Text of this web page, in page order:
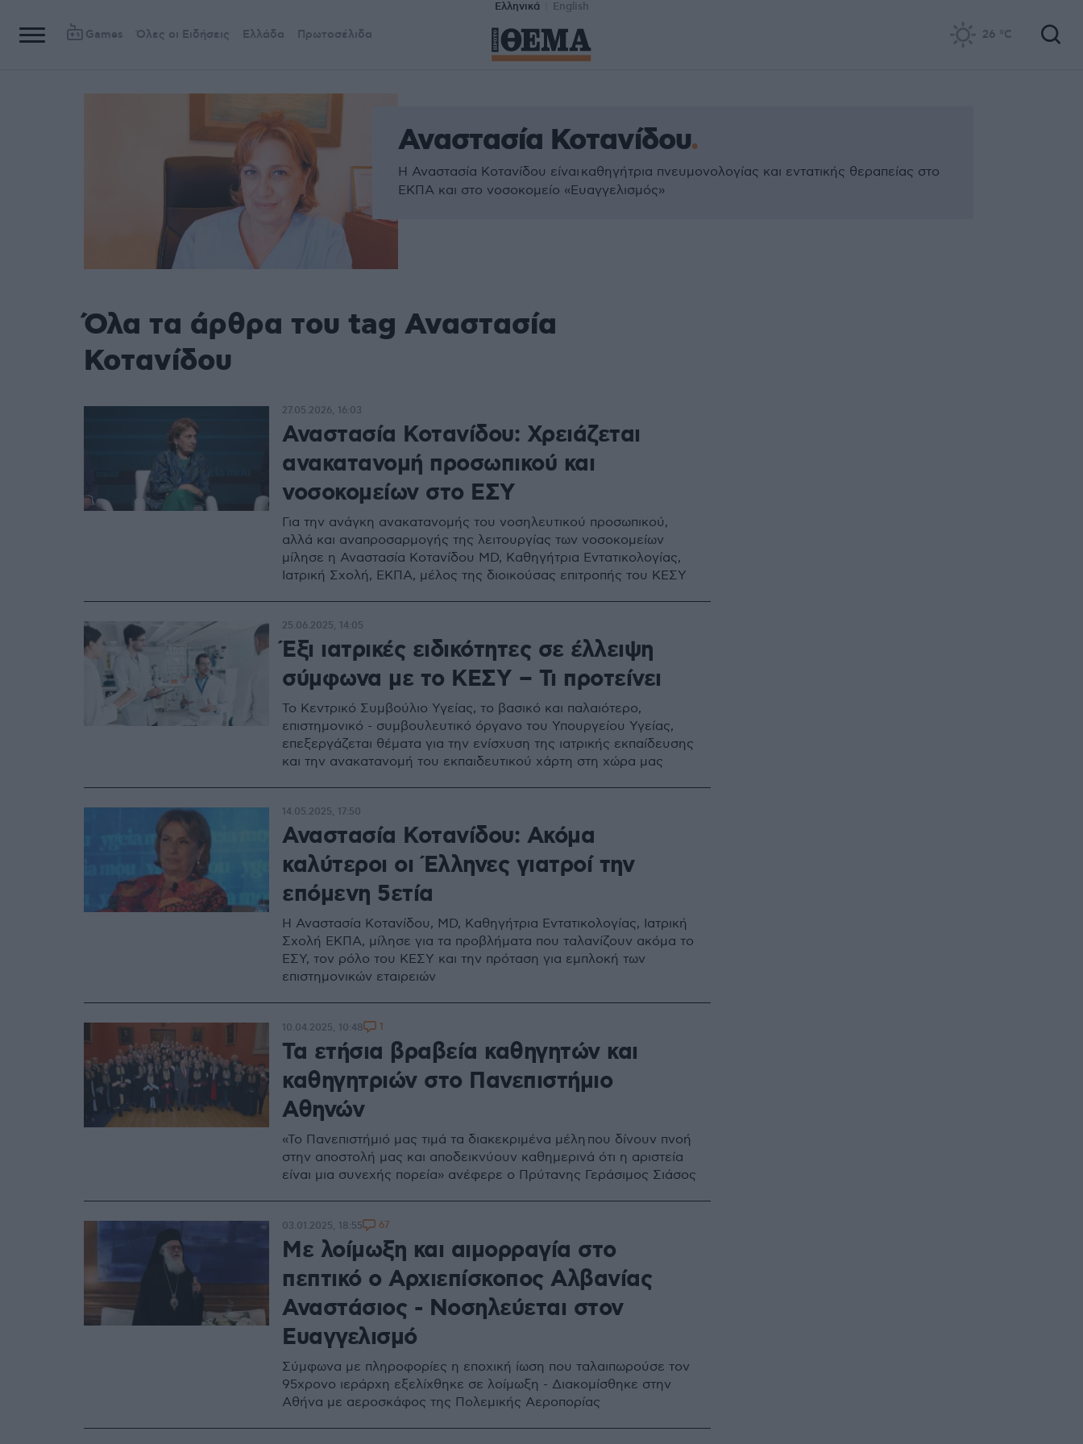
Ελληνικά English
Games Όλες οι Ειδήσεις Ελλάδα Πρωτοσέλιδα 26 °C
Αναστασία Κοτανίδου
Η Αναστασία Κοτανίδου είναι καθηγήτρια πνευμονολογίας και εντατικής θεραπείας στο
ΕΚΠΑ και στο νοσοκομείο «Ευαγγελισμός»
Όλα τα άρθρα του tag Αναστασία
Κοτανίδου
Αναστασία Κοτανίδου: Χρειάζεται
ανακατανομή προσωπικού και
νοσοκομείων στο ΕΣΥ
Για την ανάγκη ανακατανομής του νοσηλευτικού προσωπικού,
αλλά και αναπροσαρμογής της λειτουργίας των νοσοκομείων
μίλησε η Αναστασία Κοτανίδου MD, Καθηγήτρια Εντατικολογίας,
Ιατρική Σχολή, ΕΚΠΑ, μέλος της διοικούσας επιτροπής του ΚΕΣΥ
27.05.2026, 16:03
Έξι ιατρικές ειδικότητες σε έλλειψη
σύμφωνα με το ΚΕΣΥ – Τι προτείνει
Το Κεντρικό Συμβούλιο Υγείας, το βασικό και παλαιότερο,
επιστημονικό - συμβουλευτικό όργανο του Υπουργείου Υγείας,
επεξεργάζεται θέματα για την ενίσχυση της ιατρικής εκπαίδευσης
και την ανακατανομή του εκπαιδευτικού χάρτη στη χώρα μας
25.06.2025, 14:05
Αναστασία Κοτανίδου: Ακόμα
καλύτεροι οι Έλληνες γιατροί την
επόμενη 5ετία
Η Αναστασία Κοτανίδου, MD, Καθηγήτρια Εντατικολογίας, Ιατρική
Σχολή ΕΚΠΑ, μίλησε για τα προβλήματα που ταλανίζουν ακόμα το
ΕΣΥ, τον ρόλο του ΚΕΣΥ και την πρόταση για εμπλοκή των
επιστημονικών εταιρειών
14.05.2025, 17:50
Τα ετήσια βραβεία καθηγητών και
καθηγητριών στο Πανεπιστήμιο
Αθηνών
«Το Πανεπιστήμιό μας τιμά τα διακεκριμένα μέλη που δίνουν πνοή
στην αποστολή μας και αποδεικνύουν καθημερινά ότι η αριστεία
είναι μια συνεχής πορεία» ανέφερε ο Πρύτανης Γεράσιμος Σιάσος
10.04.2025, 10:48 1
Με λοίμωξη και αιμορραγία στο
πεπτικό ο Αρχιεπίσκοπος Αλβανίας
Αναστάσιος - Νοσηλεύεται στον
Ευαγγελισμό
Σύμφωνα με πληροφορίες η εποχική ίωση που ταλαιπωρούσε τον
95χρονο ιεράρχη εξελίχθηκε σε λοίμωξη - Διακομίσθηκε στην
Αθήνα με αεροσκάφος της Πολεμικής Αεροπορίας
03.01.2025, 18:55 67